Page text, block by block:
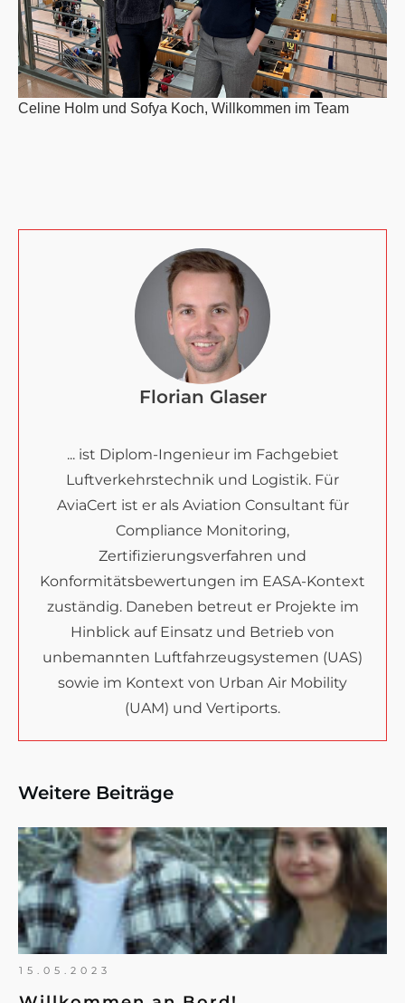
Celine Holm und Sofya Koch, Willkommen im Team
Florian Glaser
... ist Diplom-Ingenieur im Fachgebiet
Luftverkehrstechnik und Logistik. Für
AviaCert ist er als Aviation Consultant für
Compliance Monitoring,
Zertifizierungsverfahren und
Konformitätsbewertungen im EASA-Kontext
zuständig. Daneben betreut er Projekte im
Hinblick auf Einsatz und Betrieb von
unbemannten Luftfahrzeugsystemen (UAS)
sowie im Kontext von Urban Air Mobility
(UAM) und Vertiports.
Weitere Beiträge
15.05.2023